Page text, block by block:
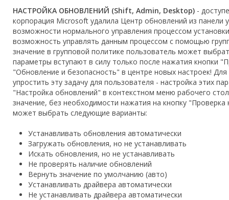
НАСТРОЙКА ОБНОВЛЕНИЙ (Shift, Admin, Desktop) -
корпорация Microsoft удалила Центр обновлений из
возможности нормального управления процессом
возможность управлять данным процессом с помощью
значение в групповой политике пользователь может
параметры вступают в силу только после нажатия кнопки
"Обновление и безопасность" в центре новых настроек!
упростить эту задачу для пользователя - настройка этих
"Настройка обновлений" в контекстном меню рабочего
значение, без необходимости нажатия на кнопку
может выбрать следующие варианты:
Устанавливать обновления автоматически
Загружать обновления, но не устанавливать
Искать обновления, но не устанавливать
Не проверять наличие обновлений
Вернуть значение по умолчанию (авто)
Устанавливать драйвера автоматически
Не устанавливать драйвера автоматически